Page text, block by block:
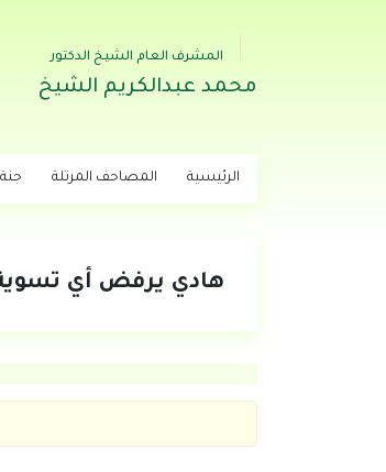
المشرف العام الشيخ الدكتور
محمد عبدالكريم الشيخ
الرئيسية المصاحف المرتلة جنة
هادي يرفض أي تسوية